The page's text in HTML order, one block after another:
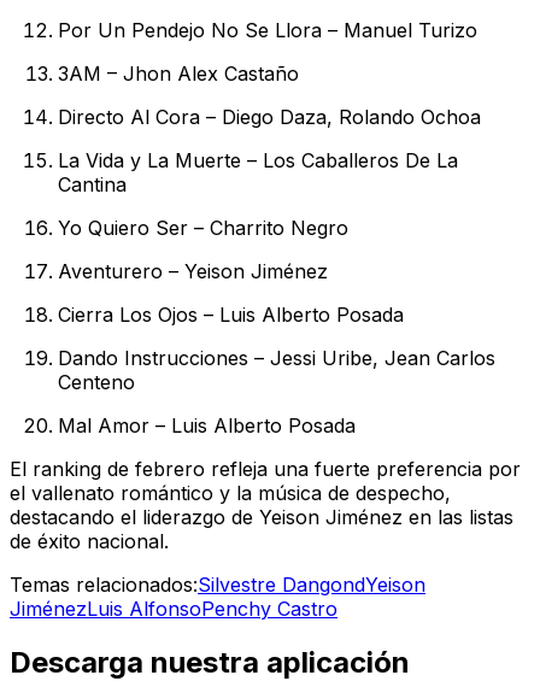
Por Un Pendejo No Se Llora – Manuel Turizo
3AM – Jhon Alex Castaño
Directo Al Cora – Diego Daza, Rolando Ochoa
La Vida y La Muerte – Los Caballeros De La
Cantina
Yo Quiero Ser – Charrito Negro
Aventurero – Yeison Jiménez
Cierra Los Ojos – Luis Alberto Posada
Dando Instrucciones – Jessi Uribe, Jean Carlos
Centeno
Mal Amor – Luis Alberto Posada
El ranking de febrero refleja una fuerte preferencia por
el vallenato romántico y la música de despecho,
destacando el liderazgo de Yeison Jiménez en las listas
de éxito nacional.
Temas relacionados:Silvestre DangondYeison
JiménezLuis AlfonsoPenchy Castro
Descarga nuestra aplicación